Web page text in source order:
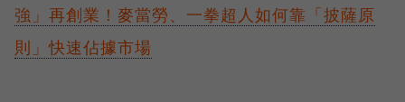
強」再創業！麥當勞、一拳超人如何靠「披薩原
則」快速佔據市場